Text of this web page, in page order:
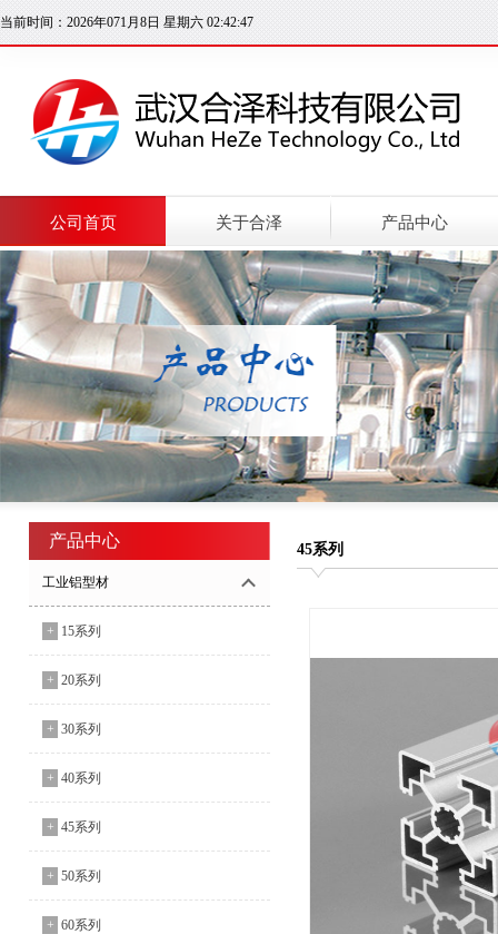
当前时间：2026年071月8日 星期六 02:42:47
公司首页 关于合泽 产品中心
产品中心
工业铝型材
+ 15系列
+ 20系列
+ 30系列
+ 40系列
+ 45系列
+ 50系列
+ 60系列
45系列